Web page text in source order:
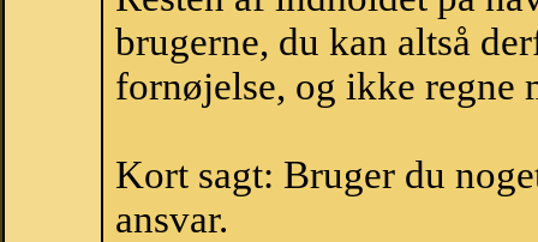
brugerne, du kan altså
fornøjelse, og ikke regne
Kort sagt: Bruger du
ansvar.